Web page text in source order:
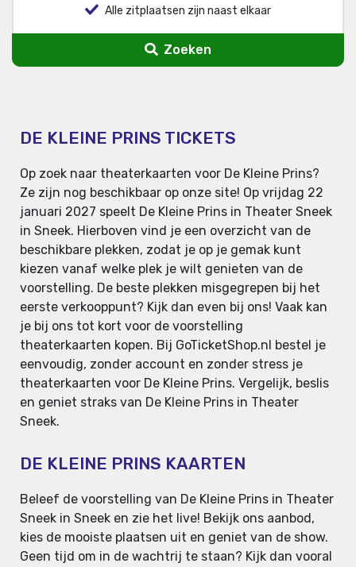
Alle zitplaatsen zijn naast elkaar
Zoeken
DE KLEINE PRINS TICKETS
Op zoek naar theaterkaarten voor De Kleine Prins?
Ze zijn nog beschikbaar op onze site! Op vrijdag 22
januari 2027 speelt De Kleine Prins in Theater Sneek
in Sneek. Hierboven vind je een overzicht van de
beschikbare plekken, zodat je op je gemak kunt
kiezen vanaf welke plek je wilt genieten van de
voorstelling. De beste plekken misgegrepen bij het
eerste verkooppunt? Kijk dan even bij ons! Vaak kan
je bij ons tot kort voor de voorstelling
theaterkaarten kopen. Bij GoTicketShop.nl bestel je
eenvoudig, zonder account en zonder stress je
theaterkaarten voor De Kleine Prins. Vergelijk, beslis
en geniet straks van De Kleine Prins in Theater
Sneek.
DE KLEINE PRINS KAARTEN
Beleef de voorstelling van De Kleine Prins in Theater
Sneek in Sneek en zie het live! Bekijk ons aanbod,
kies de mooiste plaatsen uit en geniet van de show.
Geen tijd om in de wachtrij te staan? Kijk dan vooral